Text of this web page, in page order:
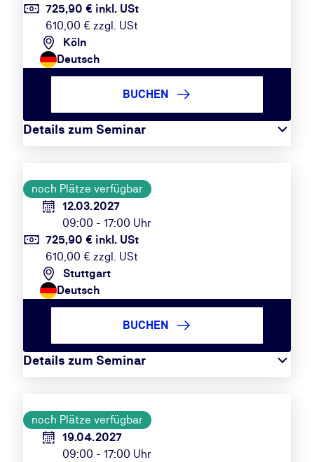
725,90 € inkl. USt
610,00 € zzgl. USt
Köln
Deutsch
Details zum Seminar
BUCHEN
noch Plätze verfügbar
12.03.2027
09:00 - 17:00 Uhr
725,90 € inkl. USt
610,00 € zzgl. USt
Stuttgart
Deutsch
Details zum Seminar
BUCHEN
noch Plätze verfügbar
19.04.2027
09:00 - 17:00 Uhr